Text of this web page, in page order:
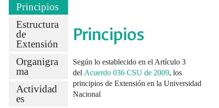
Principios
Estructura
de
Extensión
Organigra
ma
Actividad
es
Principios
Según lo establecido en el Artículo 3
del Acuerdo 036 CSU de 2009, los
principios de Extensión en la Universidad
Nacional